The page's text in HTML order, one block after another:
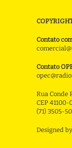
Contato
Contato
Rua Conde
CEP 41100-
(71) 3505-
Designed by